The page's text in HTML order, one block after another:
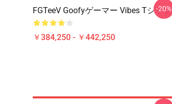
FGTeeV Goofyゲーマー Vibes Tシャツ
￥384,250 - ￥442,250
-20%